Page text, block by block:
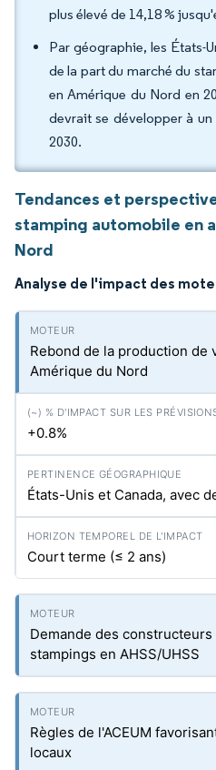
plus élevé de 14,18 %
Par géographie, les États-
de la part du marché du
en Amérique du Nord en
devrait se développer à
2030.
Tendances et
stamping automobile en
Nord
Analyse de l'impact des
Rebond de la production de
Amérique du Nord
+0.8%
États-Unis et Canada, avec
Court terme (≤ 2 ans)
Demande des
stampings en AHSS/UHSS
Règles de l'ACEUM
locaux